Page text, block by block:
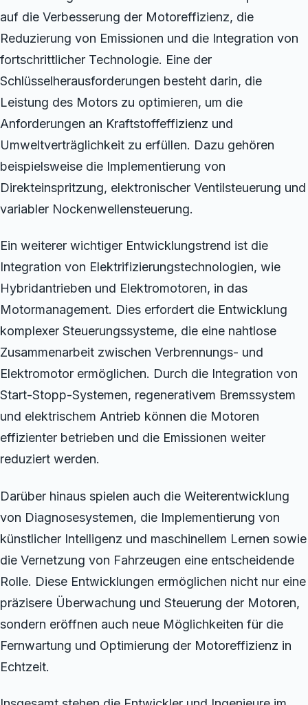
auf die Verbesserung der Motoreffizienz, die
Reduzierung von Emissionen und die Integration von
fortschrittlicher Technologie. Eine der
Schlüsselherausforderungen besteht darin, die
Leistung des Motors zu optimieren, um die
Anforderungen an Kraftstoffeffizienz und
Umweltverträglichkeit zu erfüllen. Dazu gehören
beispielsweise die Implementierung von
Direkteinspritzung, elektronischer Ventilsteuerung und
variabler Nockenwellensteuerung.
Ein weiterer wichtiger Entwicklungstrend ist die
Integration von Elektrifizierungstechnologien, wie
Hybridantrieben und Elektromotoren, in das
Motormanagement. Dies erfordert die Entwicklung
komplexer Steuerungssysteme, die eine nahtlose
Zusammenarbeit zwischen Verbrennungs- und
Elektromotor ermöglichen. Durch die Integration von
Start-Stopp-Systemen, regenerativem Bremssystem
und elektrischem Antrieb können die Motoren
effizienter betrieben und die Emissionen weiter
reduziert werden.
Darüber hinaus spielen auch die Weiterentwicklung
von Diagnosesystemen, die Implementierung von
künstlicher Intelligenz und maschinellem Lernen sowie
die Vernetzung von Fahrzeugen eine entscheidende
Rolle. Diese Entwicklungen ermöglichen nicht nur eine
präzisere Überwachung und Steuerung der Motoren,
sondern eröffnen auch neue Möglichkeiten für die
Fernwartung und Optimierung der Motoreffizienz in
Echtzeit.